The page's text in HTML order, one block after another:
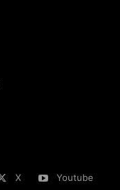
X Youtube